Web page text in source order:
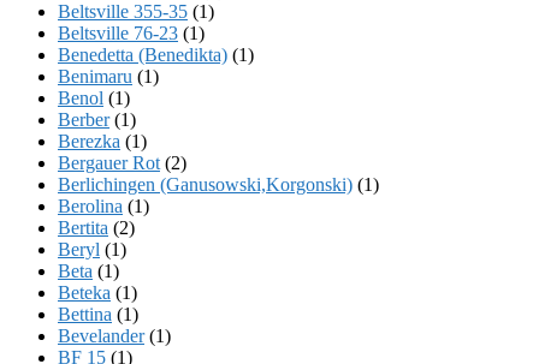
Beltsville 355-35 (1)
Beltsville 76-23 (1)
Benedetta (Benedikta) (1)
Benimaru (1)
Benol (1)
Berber(1)
Berezka (1)
Bergauer Rot (2)
Berlichingen (Ganusowski,Korgonski) (1)
Berolina (1)
Bertita (2)
Beryl (1)
Beta (1)
Beteka (1)
Bettina (1)
Bevelander(1)
BF 15 (1)